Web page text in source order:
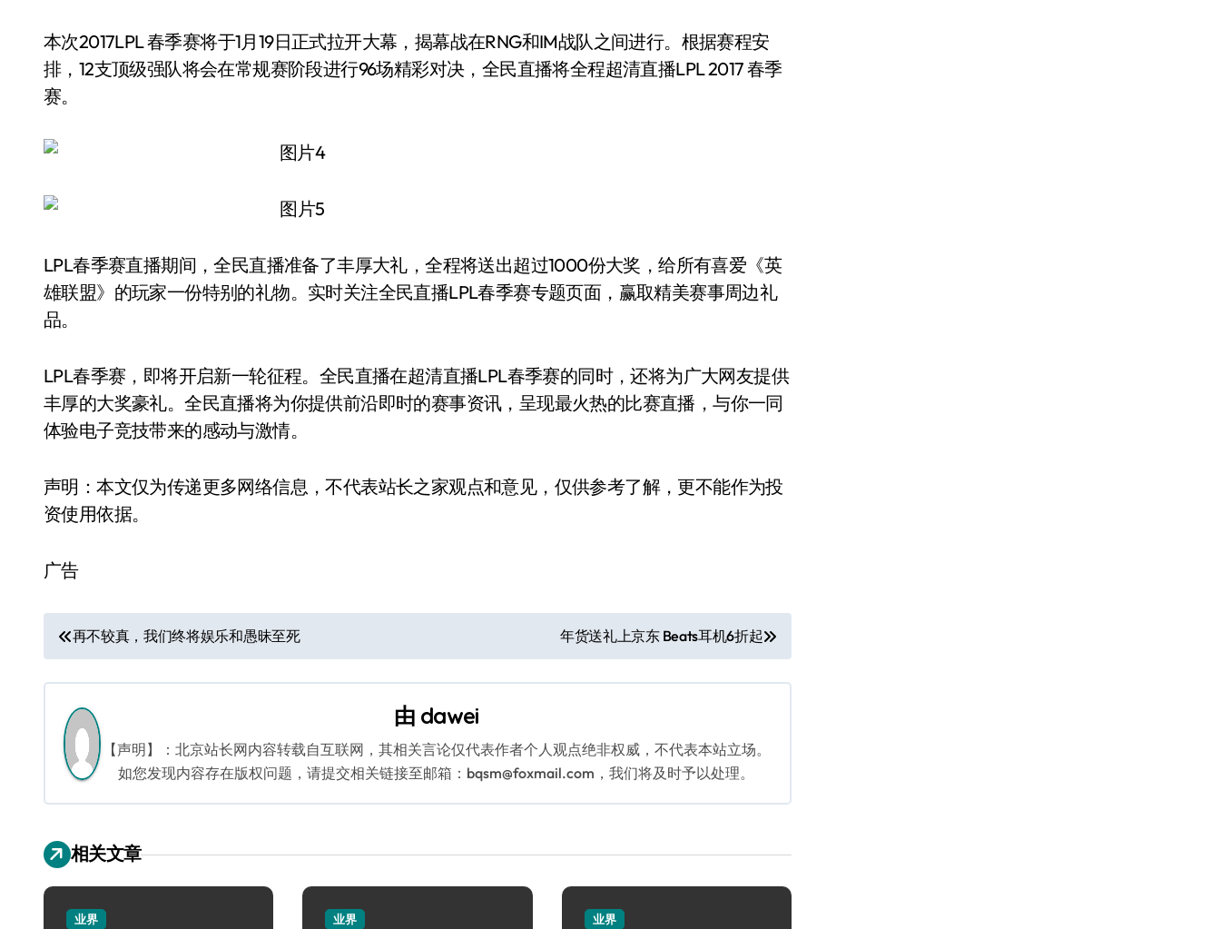
本次2017LPL 春季赛将于1月19日正式拉开大幕，揭幕战在RNG和IM战队之间进行。根据赛程安
排，12支顶级强队将会在常规赛阶段进行96场精彩对决，全民直播将全程超清直播LPL 2017 春季
赛。
LPL春季赛直播期间，全民直播准备了丰厚大礼，全程将送出超过1000份大奖，给所有喜爱《英
雄联盟》的玩家一份特别的礼物。实时关注全民直播LPL春季赛专题页面，赢取精美赛事周边礼
品。
LPL春季赛，即将开启新一轮征程。全民直播在超清直播LPL春季赛的同时，还将为广大网友提供
丰厚的大奖豪礼。全民直播将为你提供前沿即时的赛事资讯，呈现最火热的比赛直播，与你一同
体验电子竞技带来的感动与激情。
声明：本文仅为传递更多网络信息，不代表站长之家观点和意见，仅供参考了解，更不能作为投
资使用依据。
广告
文
章
导
航
再不较真，我们终将娱乐和愚昧至死 年货送礼上京东 Beats耳机6折起
由 dawei
【声明】：北京站长网内容转载自互联网，其相关言论仅代表作者个人观点绝非权威，不代表本站立场。
如您发现内容存在版权问题，请提交相关链接至邮箱：bqsm@foxmail.com，我们将及时予以处理。
相关文章
业界 业界 业界